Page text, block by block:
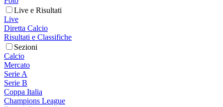
Live e Risultati
Live
Diretta Calcio
Risultati e Classifiche
Sezioni
Calcio
Mercato
Serie A
Serie B
Coppa Italia
Champions League